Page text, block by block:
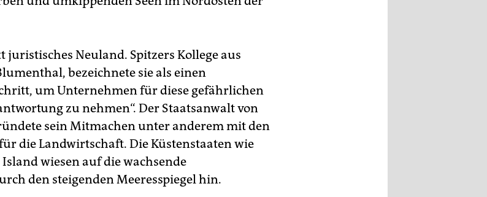
Neuland. Spitzers Kollege aus
bezeichnete sie als einen
um Unternehmen für diese gefährlichen
zu nehmen“. Der Staatsanwalt von
sein Mitmachen unter anderem mit den
die Landwirtschaft. Die Küstenstaaten wie
Island wiesen auf die wachsende
den steigenden Meeresspiegel hin.